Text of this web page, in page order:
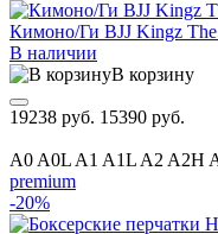
Кимоно/Ги BJJ Kingz
В наличии
В корзину
19238 руб. 15390 руб.
A0 A0L A1 A1L A2 A2H
premium
-20%